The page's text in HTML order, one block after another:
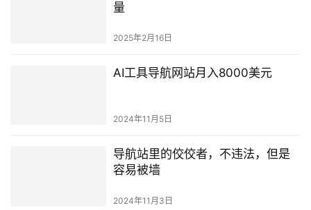
量
2025年2月16日
AI工具导航网站月入8000美元
2024年11月5日
导航站里的佼佼者，不违法，但是
容易被墙
2024年11月3日